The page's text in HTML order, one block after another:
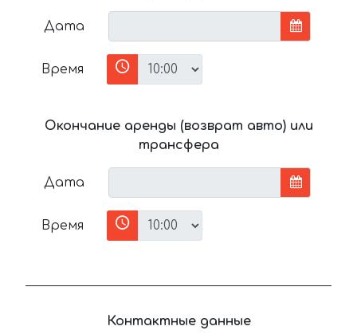
Дата
Время
Окончание аренды (возврат авто) или
трансфера
Дата
Время
Контактные данные